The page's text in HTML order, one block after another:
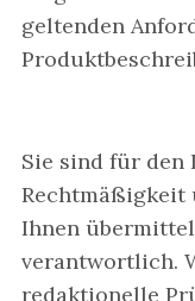
geltenden
Sie sind für
Rechtmäßigkeit
Ihnen
verantwortlich.
redaktionelle